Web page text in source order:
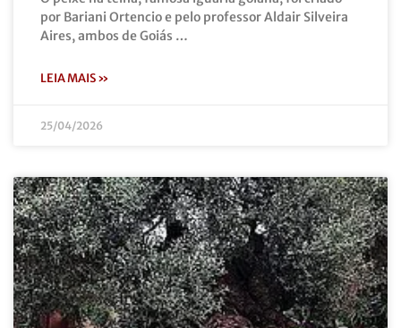
por Bariani Ortencio e pelo professor Aldair Silveira
Aires, ambos de Goiás …
LEIA MAIS »
25/04/2026